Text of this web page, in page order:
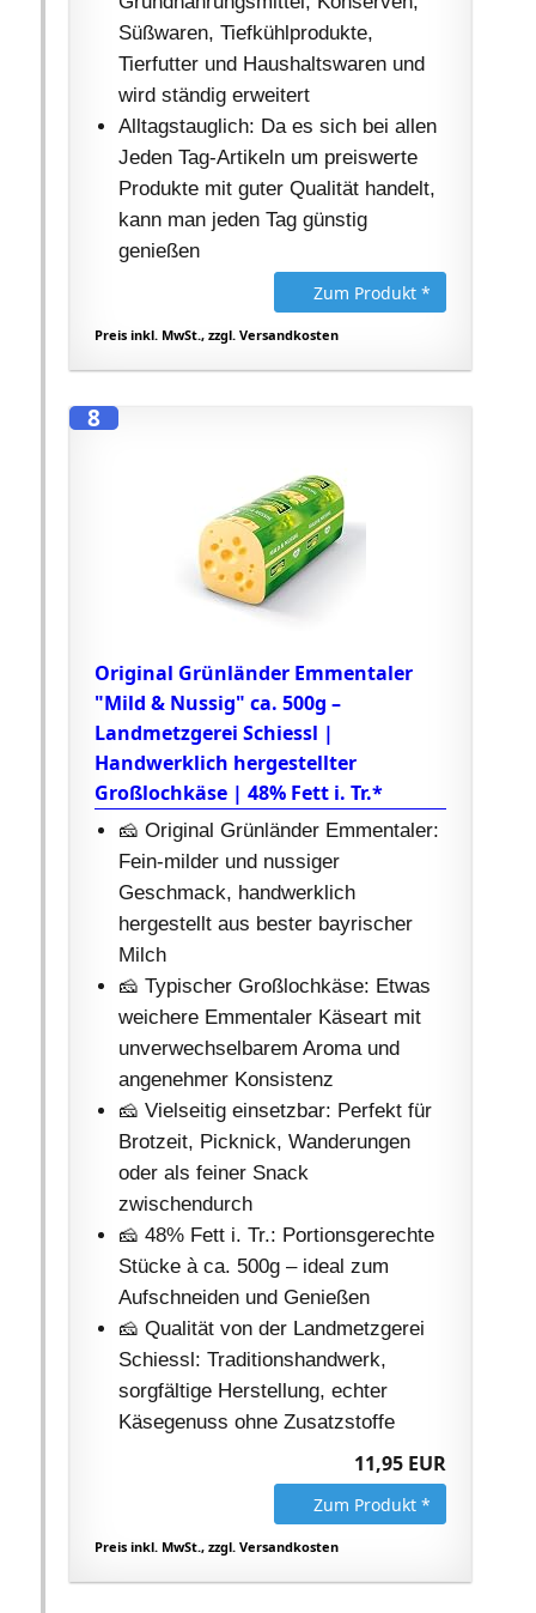
Süßwaren, Tiefkühlprodukte,
Tierfutter und Haushaltswaren und
wird ständig erweitert
Alltagstauglich: Da es sich bei allen
Jeden Tag-Artikeln um preiswerte
Produkte mit guter Qualität handelt,
kann man jeden Tag günstig
genießen
Zum Produkt *
Preis inkl. MwSt., zzgl. Versandkosten
8
Original Grünländer Emmentaler
"Mild & Nussig" ca. 500g –
Landmetzgerei Schiessl |
Handwerklich hergestellter
Großlochkäse | 48% Fett i. Tr.*
🧀 Original Grünländer Emmentaler:
Fein-milder und nussiger
Geschmack, handwerklich
hergestellt aus bester bayrischer
Milch
🧀 Typischer Großlochkäse: Etwas
weichere Emmentaler Käseart mit
unverwechselbarem Aroma und
angenehmer Konsistenz
🧀 Vielseitig einsetzbar: Perfekt für
Brotzeit, Picknick, Wanderungen
oder als feiner Snack
zwischendurch
🧀 48% Fett i. Tr.: Portionsgerechte
Stücke à ca. 500g – ideal zum
Aufschneiden und Genießen
🧀 Qualität von der Landmetzgerei
Schiessl: Traditionshandwerk,
sorgfältige Herstellung, echter
Käsegenuss ohne Zusatzstoffe
11,95 EUR
Zum Produkt *
Preis inkl. MwSt., zzgl. Versandkosten